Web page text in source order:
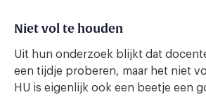
Niet vol te houden
Uit hun onderzoek blijkt dat
een tijdje proberen, maar het niet
HU is eigenlijk ook een beetje een